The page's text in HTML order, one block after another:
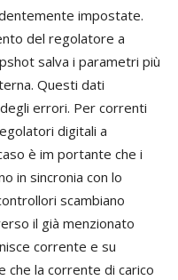
impostate.
del regolatore a
salva i parametri più
Questi dati
errori. Per correnti
digitali a
è im portante che i
in sincronia con lo
scambiano
il già menzionato
corrente e su
che la corrente di carico